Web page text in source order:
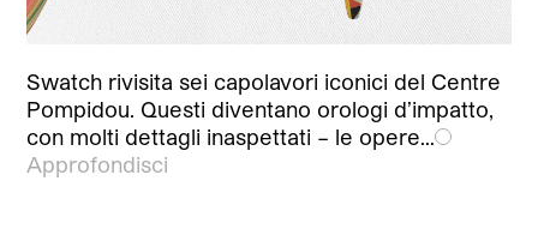
Swatch rivisita sei capolavori iconici del Centre
Pompidou. Questi diventano orologi d’impatto,
con molti dettagli inaspettati – le opere…
Approfondisci